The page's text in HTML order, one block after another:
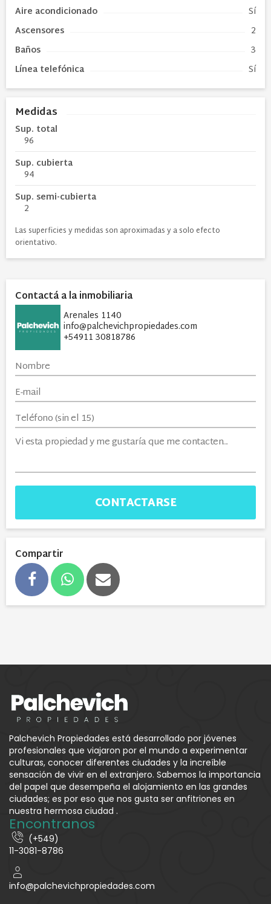
Aire acondicionado
Sí
Ascensores
2
Baños
3
Línea telefónica
Sí
Medidas
Sup. total
96
Sup. cubierta
94
Sup. semi-cubierta
2
Las superficies y medidas son aproximadas y a solo efecto
orientativo.
Contactá a la inmobiliaria
Arenales 1140
info@palchevichpropiedades.com
+54911 30818786
CONTACTARSE
Compartir
Palchevich Propiedades está desarrollado por jóvenes
profesionales que viajaron por el mundo a experimentar
culturas, conocer diferentes ciudades y la increíble
sensación de vivir en el extranjero. Sabemos la importancia
del papel que desempeña el alojamiento en las grandes
ciudades; es por eso que nos gusta ser anfitriones en
nuestra hermosa ciudad .
Encontranos
(+549)
11-3081-8786
info@palchevichpropiedades.com